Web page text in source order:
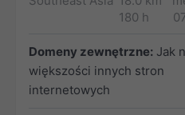
180 h
Domeny zewnętrzne: Jak
większości innych stron
internetowych